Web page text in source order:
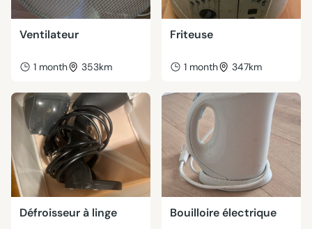
Ventilateur
1 month 353km
Friteuse
1 month 347km
Défroisseur à linge Bouilloire électrique